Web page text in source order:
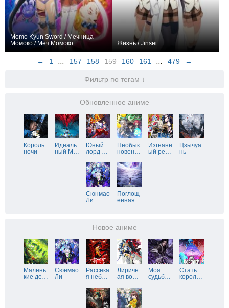
Momo Kyun Sword / Мечница
Момоко / Меч Момоко
Жизнь / Jinsei
← 1 157 158 159 160 161 479 →
Фильтр по тегам ↓
Обновленное аниме
Король
ночи
Идеаль
ный М …
Юный
лорд …
Необык
новен…
Изгнанн
ый ре…
Цзычуа
нь
Сюнмао
Ли
Поглощ
енная…
Новое аниме
Малень
кие де…
Сюнмао
Ли
Рассека
я неб…
Лиричн
ая во…
Моя
судьб…
Стать
корол…